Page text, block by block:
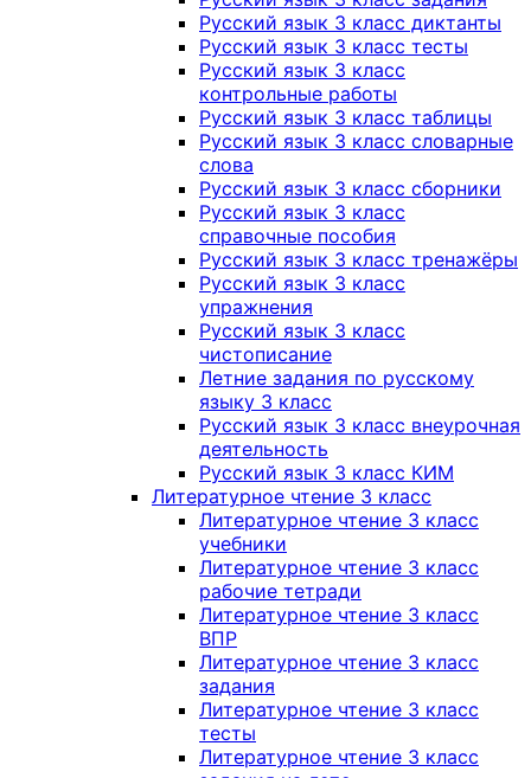
Русский язык 3 класс диктанты
Русский язык 3 класс тесты
Русский язык 3 класс
контрольные работы
Русский язык 3 класс таблицы
Русский язык 3 класс словарные
слова
Русский язык 3 класс сборники
Русский язык 3 класс
справочные пособия
Русский язык 3 класс тренажёры
Русский язык 3 класс
упражнения
Русский язык 3 класс
чистописание
Летние задания по русскому
языку 3 класс
Русский язык 3 класс внеурочная
деятельность
Русский язык 3 класс КИМ
Литературное чтение 3 класс
Литературное чтение 3 класс
учебники
Литературное чтение 3 класс
рабочие тетради
Литературное чтение 3 класс
ВПР
Литературное чтение 3 класс
задания
Литературное чтение 3 класс
тесты
Литературное чтение 3 класс